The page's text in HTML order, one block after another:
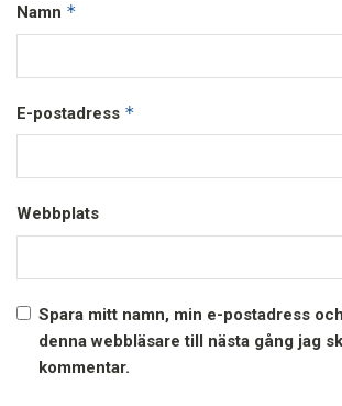
Namn *
E-postadress *
Webbplats
Spara mitt namn, min e-postadress
denna webbläsare till nästa gång jag
kommentar.